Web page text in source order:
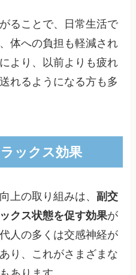
ることで、日常生活で
体への負担も軽減され
より、以前よりも疲れ
れるようになる方も多
ックス効果
上の取り組みは、副交
クス状態を促す効果が
人の多くは交感神経が
り、これがさまざまな